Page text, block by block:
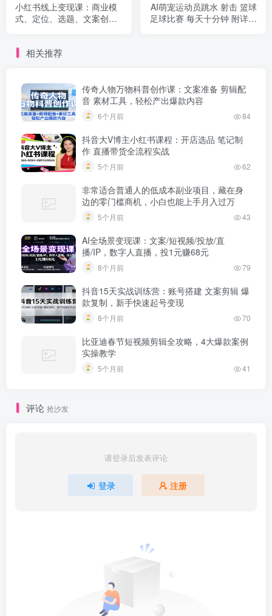
小红书线上变现课：商业模
式、定位、选题、文案创
AI萌宠运动员跳水 射击 篮球
足球比赛 每天十分钟 附详细
相关推荐
传奇人物万物科普创作课：文案准备 剪辑配
音 素材工具，轻松产出爆款内容
6个月前 84
抖音大V博主小红书课程：开店选品 笔记制
作 直播带货全流程实战
5个月前 62
非常适合普通人的低成本副业项目，藏在身
边的零门槛商机，小白也能上手月入过万
5个月前 43
AI全场景变现课：文案/短视频/投放/直
播/IP，数字人直播，投1元赚68元
8个月前 79
抖音15天实战训练营：账号搭建 文案剪辑 爆
款复制，新手快速起号变现
8个月前 70
比亚迪春节短视频剪辑全攻略，4大爆款案例
实操教学
5个月前 41
评论 抢沙发
请登录后发表评论
登录 注册